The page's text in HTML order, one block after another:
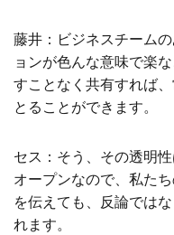
藤井：ビジネスチーム
ョンが色んな意味で楽
すことなく共有すれば
とることができます。
セス：そう、その透明
オープンなので、私た
を伝えても、反論では
れます。